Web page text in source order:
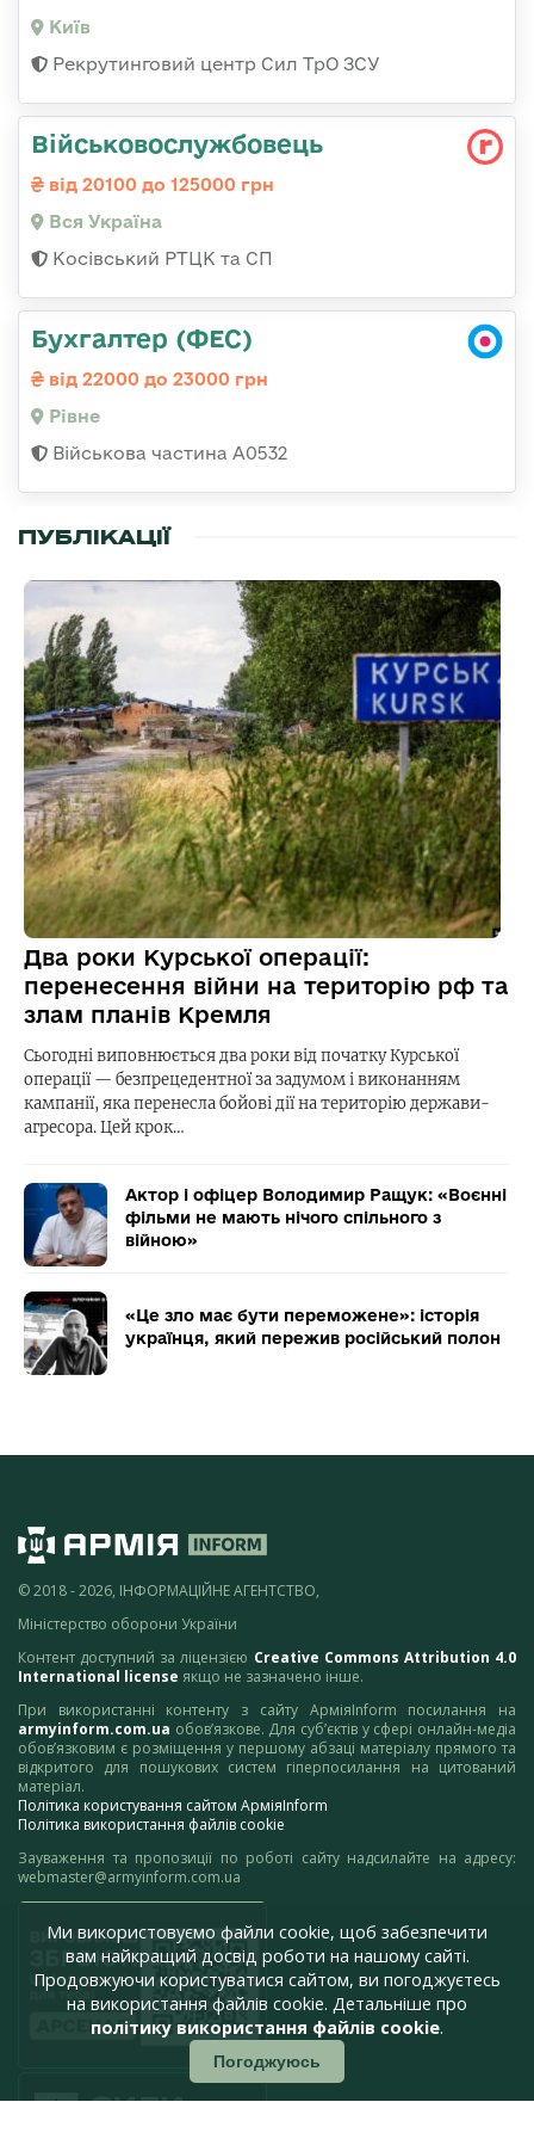
Київ
Рекрутинговий центр Сил ТрО ЗСУ
Військовослужбовець
від 20100 до 125000 грн
Вся Україна
Косівський РТЦК та СП
Бухгалтер (ФЕС)
від 22000 до 23000 грн
Рівне
Військова частина А0532
ПУБЛІКАЦІЇ
Два роки Курської операції:
перенесення війни на територію рф та
злам планів Кремля
Сьогодні виповнюється два роки від початку Курської
операції — безпрецедентної за задумом і виконанням
кампанії, яка перенесла бойові дії на територію держави-
агресора. Цей крок…
Актор і офіцер Володимир Ращук: «Воєнні
фільми не мають нічого спільного з
війною»
«Це зло має бути переможене»: історія
українця, який пережив російський полон
© 2018 - 2026, ІНФОРМАЦІЙНЕ АГЕНТСТВО,
Міністерство оборони України
Контент доступний за ліцензією Creative Commons Attribution 4.0
International license якщо не зазначено інше.
При використанні контенту з сайту АрміяInform посилання на
armyinform.com.ua обов’язкове. Для суб’єктів у сфері онлайн-медіа
обов’язковим є розміщення у першому абзаці матеріалу прямого та
відкритого для пошукових систем гіперпосилання на цитований
матеріал.
Політика користування сайтом АрміяInform
Політика використання файлів cookie
Зауваження та пропозиції по роботі сайту надсилайте на адресу:
webmaster@armyinform.com.ua
Ми використовуємо файли cookie, щоб забезпечити
вам найкращий досвід роботи на нашому сайті.
Продовжуючи користуватися сайтом, ви погоджуєтесь
на використання файлів cookie. Детальніше про
політику використання файлів cookie.
Погоджуюсь